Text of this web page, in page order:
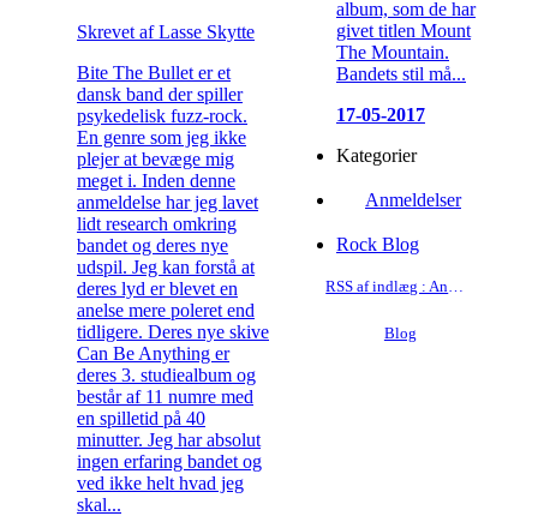
Skrevet af Lasse Skytte
Bite The Bullet er et
dansk band der spiller
psykedelisk fuzz-rock.
En genre som jeg ikke
plejer at bevæge mig
meget i. Inden denne
anmeldelse har jeg lavet
lidt research omkring
bandet og deres nye
udspil. Jeg kan forstå at
deres lyd er blevet en
anelse mere poleret end
tidligere. Deres nye skive
Can Be Anything er
deres 3. studiealbum og
består af 11 numre med
en spilletid på 40
minutter. Jeg har absolut
ingen erfaring bandet og
ved ikke helt hvad jeg
skal...
album, som de har
givet titlen Mount
The Mountain.
Bandets stil må...
17-05-2017
Kategorier
Anmeldelser
Rock Blog
RSS af indlæg : Anmeldelser
Blog